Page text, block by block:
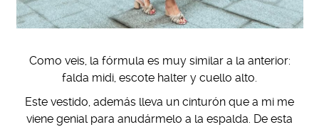
Como veis, la fórmula es muy similar a la anterior:
falda midi, escote halter y cuello alto.
Este vestido, además lleva un cinturón que a mi me
viene genial para anudármelo a la espalda. De esta